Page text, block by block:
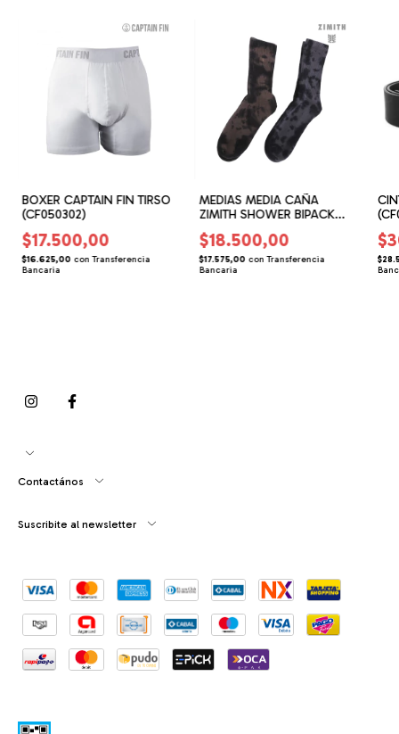
BOXER CAPTAIN FIN TIRSO
(CF050302)
$17.500,00
$16.625,00 con Transferencia
Bancaria
MEDIAS MEDIA CAÑA
ZIMITH SHOWER BIPACK
(ZH060203)
$18.500,00
$17.575,00 con Transferencia
Bancaria
Contactános
Suscribite al newsletter